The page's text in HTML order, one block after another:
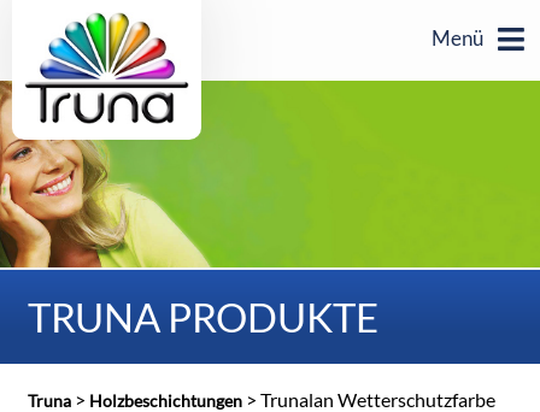
Menü
TRUNA PRODUKTE
Truna> Holzbeschichtungen> Trunalan Wetterschutzfarbe